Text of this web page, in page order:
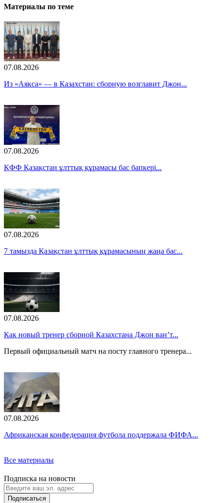
Материалы по теме
07.08.2026
Из «Аякса» — в Казахстан: сборную возглавит Джон...
07.08.2026
ҚФФ Қазақстан ұлттық құрамасы бас бапкері...
07.08.2026
7 тамызда Қазақстан ұлттық құрамасының жаңа бас...
07.08.2026
Как новый тренер сборной Казахстана Джон ван’т...
Первый официальный матч на посту главного тренера...
07.08.2026
Африканская конфедерация футбола поддержала ФИФА...
Все материалы
Подписка на новости
Подписаться